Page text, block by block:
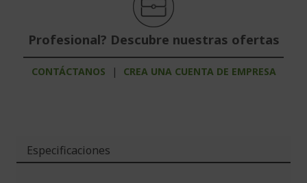
Profesional? Descubre nuestras ofertas
CONTÁCTANOS | CREA UNA CUENTA DE EMPRESA
Especificaciones